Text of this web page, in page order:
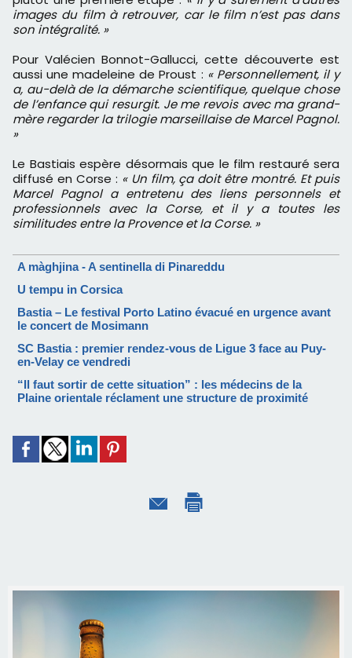
images du film à retrouver, car le film n’est pas dans
son intégralité. »
Pour Valécien Bonnot-Gallucci, cette découverte est
aussi une madeleine de Proust : « Personnellement, il y
a, au-delà de la démarche scientifique, quelque chose
de l’enfance qui resurgit. Je me revois avec ma grand-
mère regarder la trilogie marseillaise de Marcel Pagnol.
»
Le Bastiais espère désormais que le film restauré sera
diffusé en Corse : « Un film, ça doit être montré. Et puis
Marcel Pagnol a entretenu des liens personnels et
professionnels avec la Corse, et il y a toutes les
similitudes entre la Provence et la Corse. »
A màghjina - A sentinella di Pinareddu
U tempu in Corsica
Bastia – Le festival Porto Latino évacué en urgence avant
le concert de Mosimann
SC Bastia : premier rendez-vous de Ligue 3 face au Puy-
en-Velay ce vendredi
“Il faut sortir de cette situation” : les médecins de la
Plaine orientale réclament une structure de proximité